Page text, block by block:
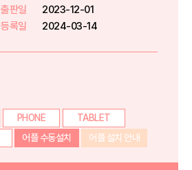
출판일
2023-12-01
등록일
2024-03-14
PHONE
TABLET
어플 수동설치 어플 설치 안내